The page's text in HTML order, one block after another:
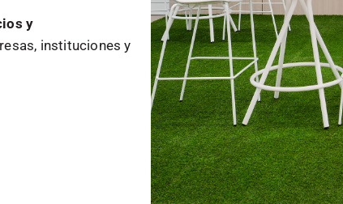
y
instituciones y